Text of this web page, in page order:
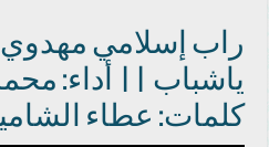
راب إسلامي مهدوي
ياشباب || أداء:
كلمات: عطاء